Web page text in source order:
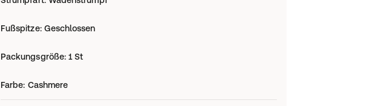
Fußspitze: Geschlossen
Packungsgröße:1 St
Farbe: Cashmere